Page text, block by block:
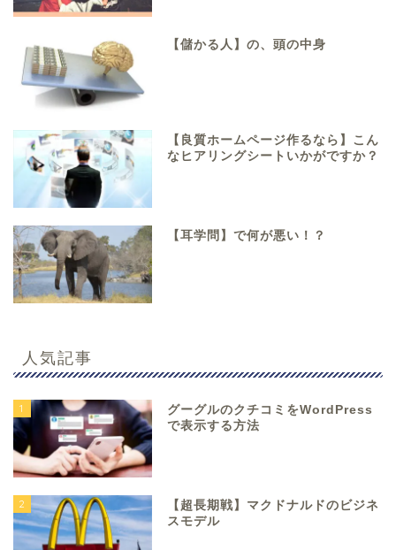
【儲かる人】の、頭の中身
【良質ホームページ作るなら】こん
なヒアリングシートいかがですか？
【耳学問】で何が悪い！？
人気記事
1
グーグルのクチコミをWordPress
で表示する方法
2
【超長期戦】マクドナルドのビジネ
スモデル